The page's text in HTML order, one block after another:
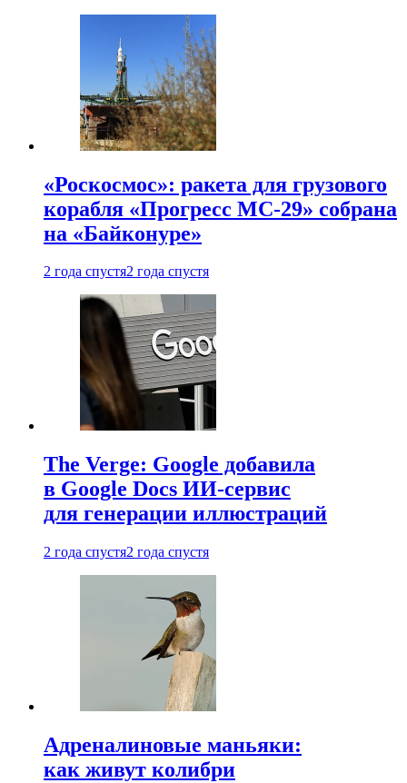
«Роскосмос»: ракета для грузового
корабля «Прогресс МС-29» собрана
на «Байконуре»
2 года спустя2 года спустя
The Verge: Google добавила
в Google Docs ИИ-сервис
для генерации иллюстраций
2 года спустя2 года спустя
Адреналиновые маньяки:
как живут колибри